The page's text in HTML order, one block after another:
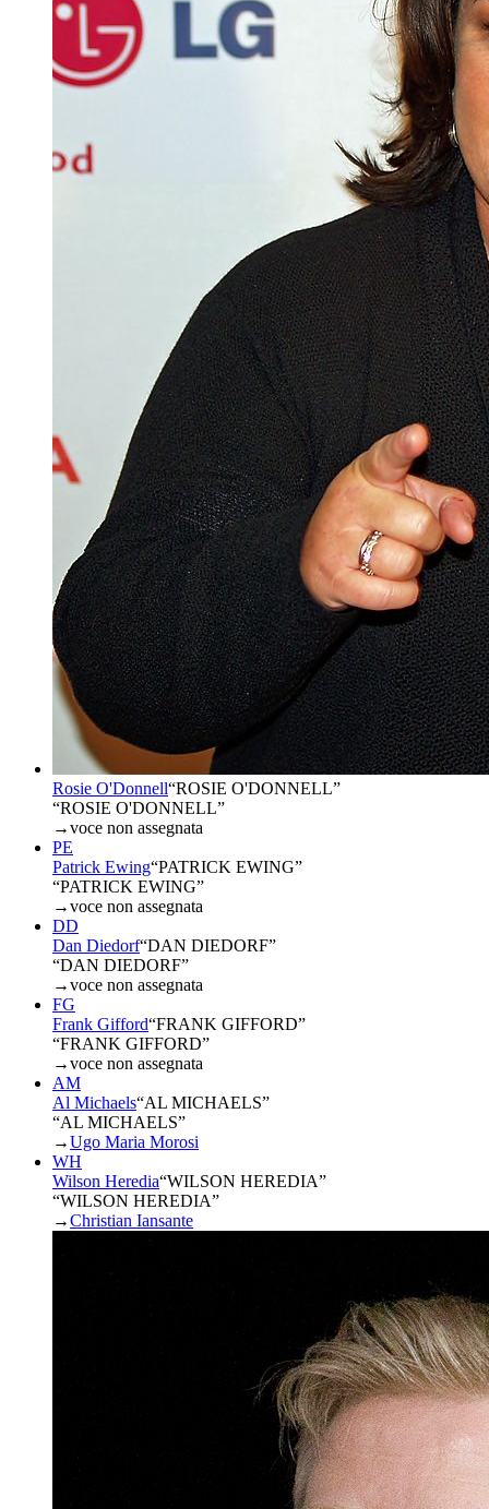
Rosie O'Donnell“ROSIE O'DONNELL”
“ROSIE O'DONNELL”
→voce non assegnata
PE
Patrick Ewing“PATRICK EWING”
“PATRICK EWING”
→voce non assegnata
DD
Dan Diedorf“DAN DIEDORF”
“DAN DIEDORF”
→voce non assegnata
FG
Frank Gifford“FRANK GIFFORD”
“FRANK GIFFORD”
→voce non assegnata
AM
Al Michaels“AL MICHAELS”
“AL MICHAELS”
→Ugo Maria Morosi
WH
Wilson Heredia“WILSON HEREDIA”
“WILSON HEREDIA”
→Christian Iansante